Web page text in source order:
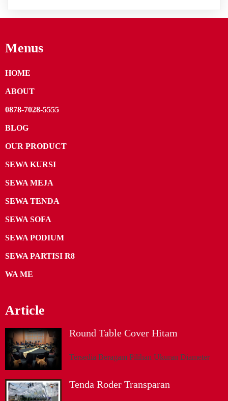
Menus
HOME
ABOUT
0878-7028-5555
BLOG
OUR PRODUCT
SEWA KURSI
SEWA MEJA
SEWA TENDA
SEWA SOFA
SEWA PODIUM
SEWA PARTISI R8
WA ME
Article
Round Table Cover Hitam
Tersedia Beragam Pilihan Ukuran Diameter
Tenda Roder Transparan